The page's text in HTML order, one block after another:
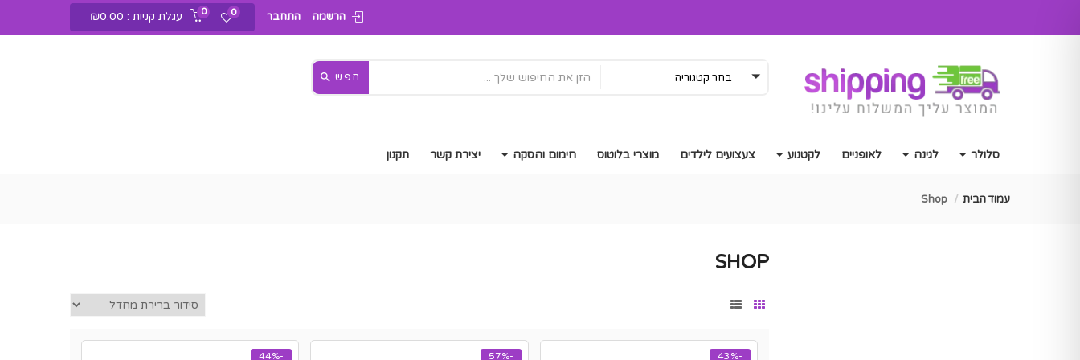
עגלת קניות : ₪0.00 0 0 הרשמה התחבר
בחר קטגוריה חפש
סלולר לגינה לאופניים לקטנוע צעצועים לילדים מוצרי בלוטוס חימום והסקה יצירת קשר תקנון
עמוד הבית Shop
SHOP
-43%
-57%
-44%